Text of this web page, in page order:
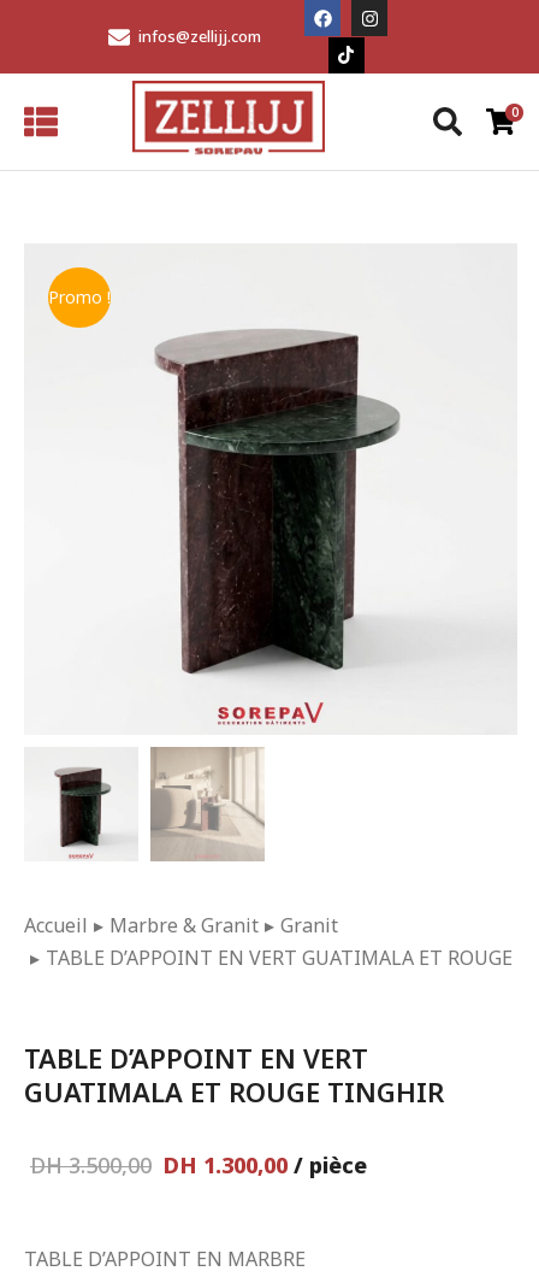
infos@zellijj.com
Promo !
Vous êtes ici :
Accueil Marbre & Granit
Granit
TABLE D’APPOINT EN VERT GUATIMALA ET ROUGE
TABLE D’APPOINT EN VERT
GUATIMALA ET ROUGE TINGHIR
DH3.500,00 DH 1.300,00 / pièce
TABLE D’APPOINT EN MARBRE